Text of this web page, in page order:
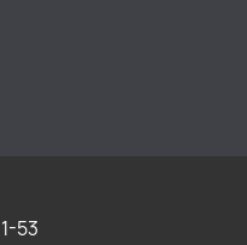
53